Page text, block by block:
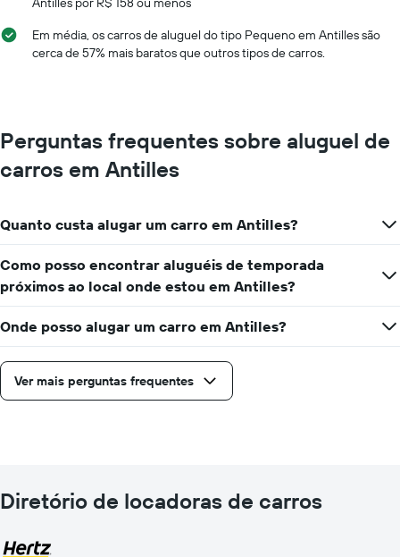
Em média, os carros de aluguel do tipo Pequeno em Antilles são
cerca de 57% mais baratos que outros tipos de carros.
Perguntas frequentes sobre aluguel de
carros em Antilles
Quanto custa alugar um carro em Antilles?
Como posso encontrar aluguéis de temporada
próximos ao local onde estou em Antilles?
Onde posso alugar um carro em Antilles?
Ver mais perguntas frequentes
Diretório de locadoras de carros